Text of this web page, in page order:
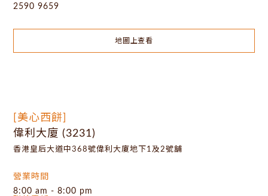
2590 9659
地圖上查看
[美心西餅]
偉利大廈 (3231)
香港皇后大道中368號偉利大廈地下1及2號舖
營業時間
8:00 am - 8:00 pm